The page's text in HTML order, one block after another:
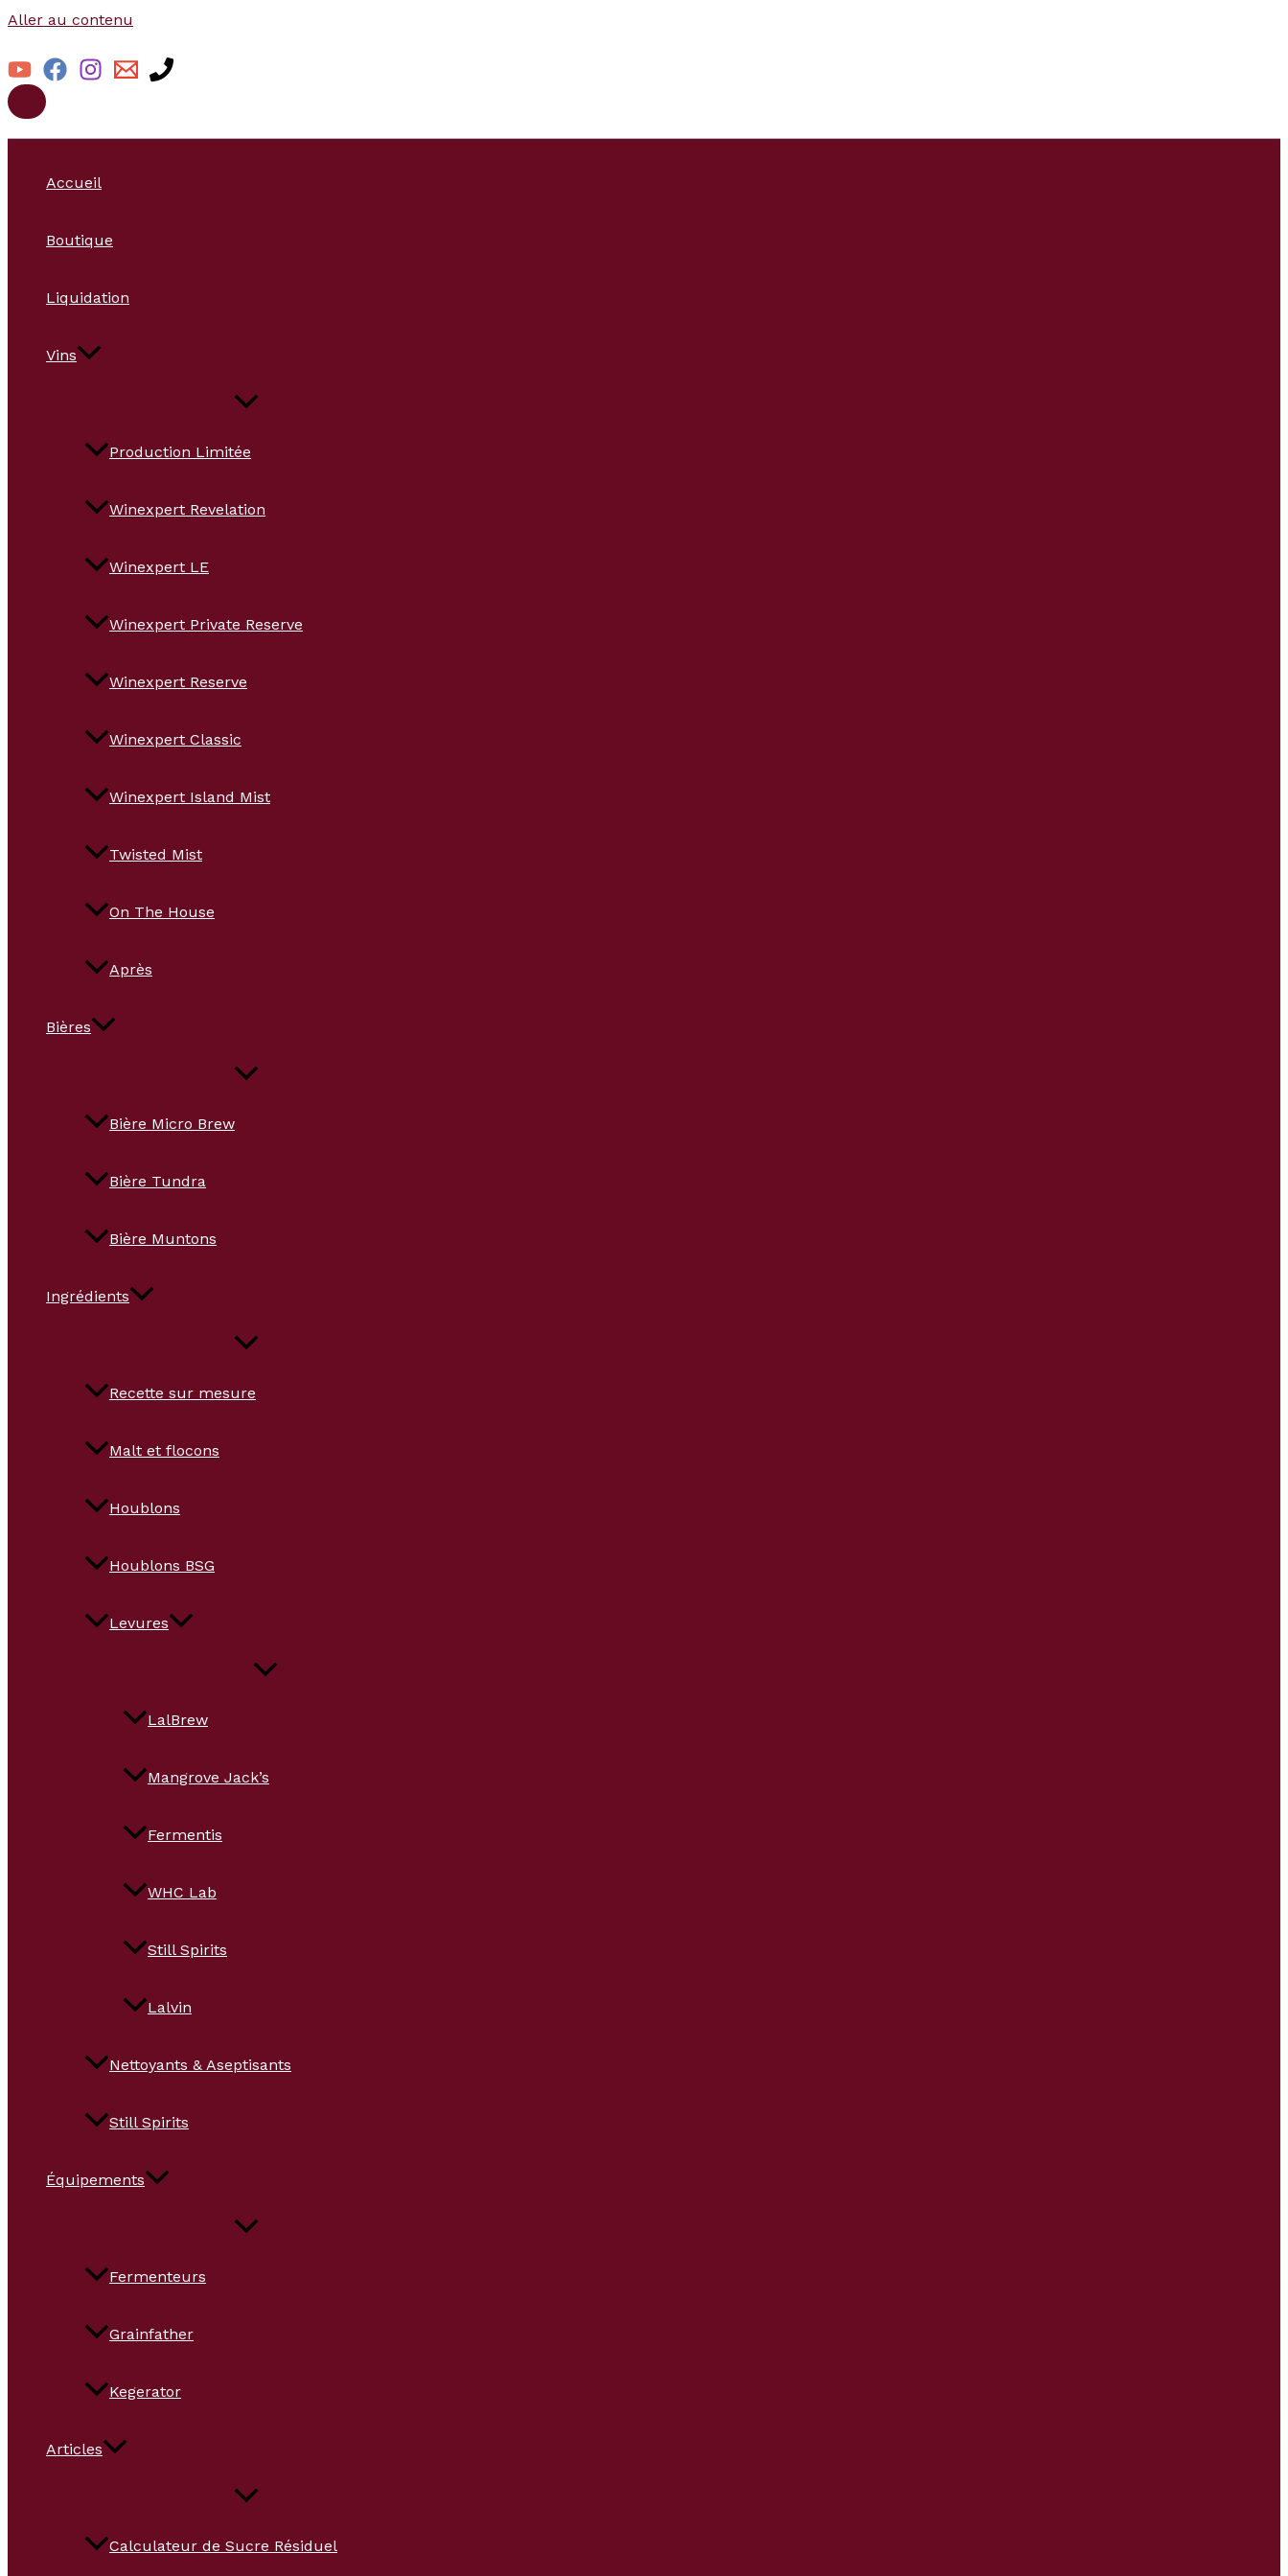
Aller au contenu
Accueil
Boutique
Liquidation
Vins
Production Limitée
Winexpert Revelation
Winexpert LE
Winexpert Private Reserve
Winexpert Reserve
Winexpert Classic
Winexpert Island Mist
Twisted Mist
On The House
Après
Bières
Bière Micro Brew
Bière Tundra
Bière Muntons
Ingrédients
Recette sur mesure
Malt et flocons
Houblons
Houblons BSG
Levures
LalBrew
Mangrove Jack’s
Fermentis
WHC Lab
Still Spirits
Lalvin
Nettoyants & Aseptisants
Still Spirits
Équipements
Fermenteurs
Grainfather
Kegerator
Articles
Calculateur de Sucre Résiduel